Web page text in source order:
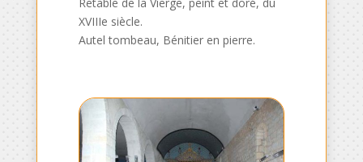
XVIIIe siècle.
Autel tombeau, Bénitier en pierre.